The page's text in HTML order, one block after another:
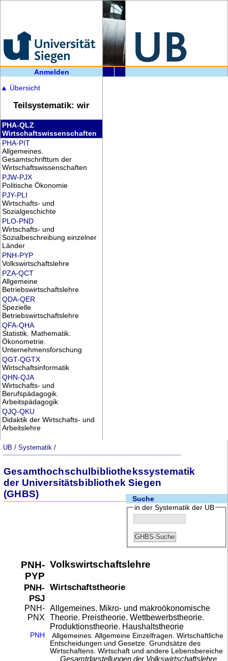
Anmelden
▲ Übersicht
Teilsystematik: wir
PHA-QLZ
Wirtschaftswissenschaften
PHA-PIT
Allgemeines.
Gesamtschrifttum der
Wirtschaftswissenschaften
PJW-PJX
Politische Ökonomie
PJY-PLI
Wirtschafts- und
Sozialgeschichte
PLO-PND
Wirtschafts- und
Sozialbeschreibung einzelner
Länder
PNH-PYP
Volkswirtschaftslehre
PZA-QCT
Allgemeine
Betriebswirtschaftslehre
QDA-QER
Spezielle
Betriebswirtschaftslehre
QFA-QHA
Statistik. Mathematik.
Ökonometrie.
Unternehmensforschung
QGT-QGTX
Wirtschaftsinformatik
QHN-QJA
Wirtschafts- und
Berufspädagogik.
Arbeitspädagogik
QJQ-QKU
Didaktik der Wirtschafts- und
Arbeitslehre
UB /Systematik /
Gesamthochschulbibliothekssystematik
der Universitätsbibliothek Siegen
(GHBS)
Suche
in der Systematik der UB
PNH-
PYP
Volkswirtschaftslehre
PNH-
PSJ
Wirtschaftstheorie
PNH-
PNX
Allgemeines. Mikro- und makroökonomische
Theorie. Preistheorie. Wettbewerbstheorie.
Produktionstheorie. Haushaltstheorie
PNH
Allgemeines. Allgemeine Einzelfragen. Wirtschaftliche
Entscheidungen und Gesetze. Grundsätze des
Wirtschaftens. Wirtschaft und andere Lebensbereiche
Gesamtdarstellungen der Volkswirtschaftslehre